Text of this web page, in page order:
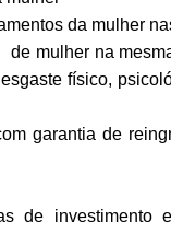
da mulher
mulher na
físico,
garantia de
de investimento